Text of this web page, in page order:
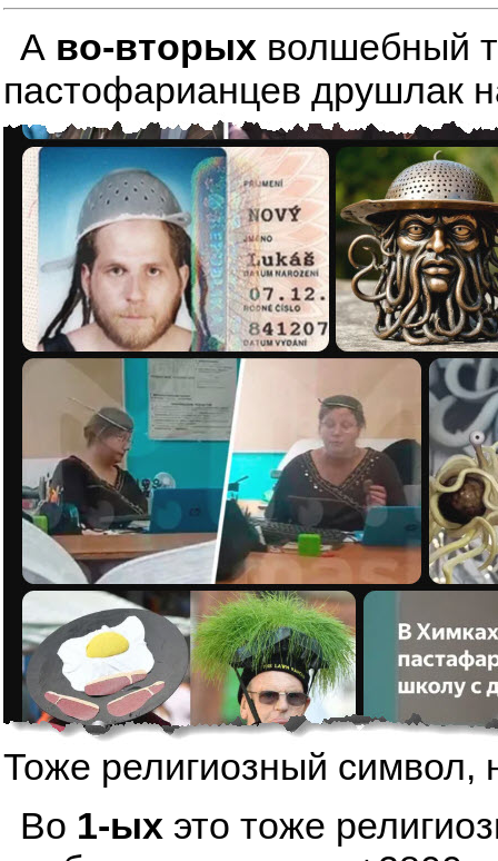
А во-вторых волшебный
пастофарианцев друшлак
Тоже религиозный символ,
Во 1-ых это тоже